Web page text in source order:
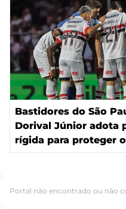
Bastidores do São
Dorival Júnior adota
rígida para proteger
Portal não encontrado ou não